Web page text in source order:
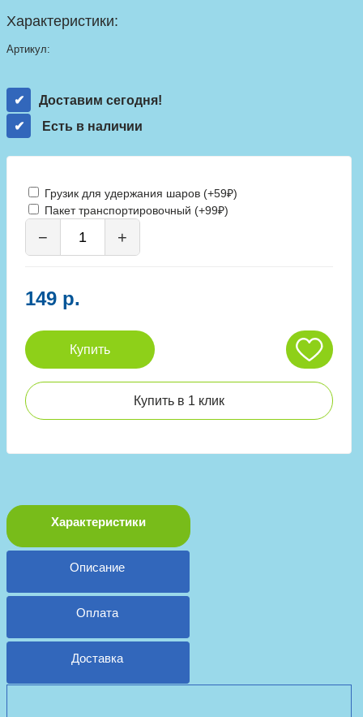
Характеристики:
Артикул:
Доставим сегодня!
Есть в наличии
Грузик для удержания шаров (+59₽)
Пакет транспортировочный (+99₽)
− +
149 р.
Купить
Купить в 1 клик
Характеристики
Описание
Оплата
Доставка